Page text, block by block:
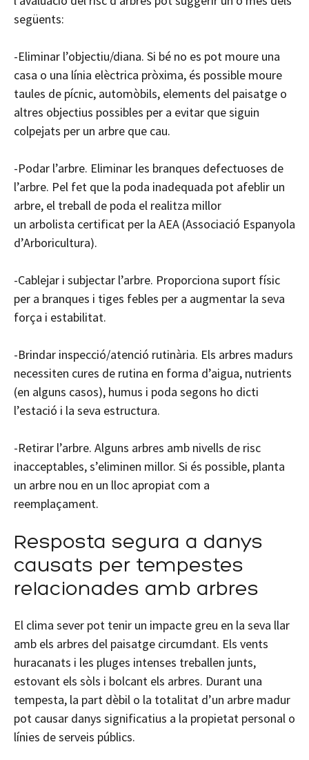
següents:
-Eliminar l’objectiu/diana. Si bé no es pot moure una
casa o una línia elèctrica pròxima, és possible moure
taules de pícnic, automòbils, elements del paisatge o
altres objectius possibles per a evitar que siguin
colpejats per un arbre que cau.
-Podar l’arbre. Eliminar les branques defectuoses de
l’arbre. Pel fet que la poda inadequada pot afeblir un
arbre, el treball de poda el realitza millor
un arbolista certificat per la AEA (Associació Espanyola
d’Arboricultura).
-Cablejar i subjectar l’arbre. Proporciona suport físic
per a branques i tiges febles per a augmentar la seva
força i ​​estabilitat.
-Brindar inspecció/atenció rutinària. Els arbres madurs
necessiten cures de rutina en forma d’aigua, nutrients
(en alguns casos), humus i poda segons ho dicti
l’estació i la seva estructura.
-Retirar l’arbre. Alguns arbres amb nivells de risc
inacceptables, s’eliminen millor. Si és possible, planta
un arbre nou en un lloc apropiat com a
reemplaçament.
Resposta segura a danys
causats ​​per tempestes
relacionades amb arbres
El clima sever pot tenir un impacte greu en la seva llar
amb els arbres del paisatge circumdant. Els vents
huracanats i les pluges intenses treballen junts,
estovant els sòls i bolcant els arbres. Durant una
tempesta, la part dèbil o la totalitat d’un arbre madur
pot causar danys significatius a la propietat personal o
línies de serveis públics.